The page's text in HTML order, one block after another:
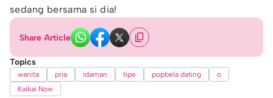
sedang bersama si dia!
Share Article
Topics
wanita pria idaman tipe popbela dating
o
Kaikai Now